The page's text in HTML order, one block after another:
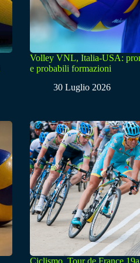
Volley VNL, Italia-USA:
e probabili formazioni
30 Luglio 2026